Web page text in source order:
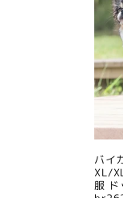
バイ
XL/
服 ド